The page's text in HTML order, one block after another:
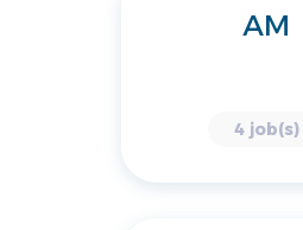
AM
4 job(s)